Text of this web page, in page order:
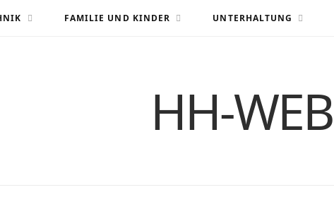
FAMILIE UND KINDER UNTERHALTUNG
HH-